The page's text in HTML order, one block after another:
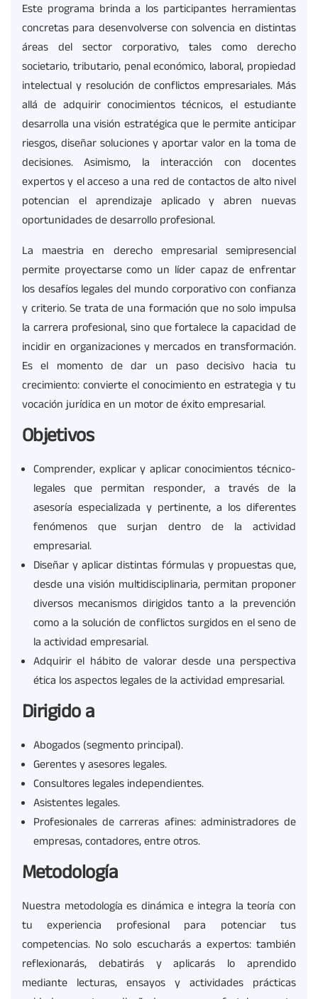
Este programa brinda a los participantes herramientas
concretas para desenvolverse con solvencia en distintas
áreas del sector corporativo, tales como derecho
societario, tributario, penal económico, laboral, propiedad
intelectual y resolución de conflictos empresariales. Más
allá de adquirir conocimientos técnicos, el estudiante
desarrolla una visión estratégica que le permite anticipar
riesgos, diseñar soluciones y aportar valor en la toma de
decisiones. Asimismo, la interacción con docentes
expertos y el acceso a una red de contactos de alto nivel
potencian el aprendizaje aplicado y abren nuevas
oportunidades de desarrollo profesional.
La maestria en derecho empresarial semipresencial
permite proyectarse como un líder capaz de enfrentar
los desafíos legales del mundo corporativo con confianza
y criterio. Se trata de una formación que no solo impulsa
la carrera profesional, sino que fortalece la capacidad de
incidir en organizaciones y mercados en transformación.
Es el momento de dar un paso decisivo hacia tu
crecimiento: convierte el conocimiento en estrategia y tu
vocación jurídica en un motor de éxito empresarial.
Objetivos
Comprender, explicar y aplicar conocimientos técnico-
legales que permitan responder, a través de la
asesoría especializada y pertinente, a los diferentes
fenómenos que surjan dentro de la actividad
empresarial.
Diseñar y aplicar distintas fórmulas y propuestas que,
desde una visión multidisciplinaria, permitan proponer
diversos mecanismos dirigidos tanto a la prevención
como a la solución de conflictos surgidos en el seno de
la actividad empresarial.
Adquirir el hábito de valorar desde una perspectiva
ética los aspectos legales de la actividad empresarial.
Dirigido a
Abogados (segmento principal).
Gerentes y asesores legales.
Consultores legales independientes.
Asistentes legales.
Profesionales de carreras afines: administradores de
empresas, contadores, entre otros.
Metodología
Nuestra metodología es dinámica e integra la teoría con
tu experiencia profesional para potenciar tus
competencias. No solo escucharás a expertos: también
reflexionarás, debatirás y aplicarás lo aprendido
mediante lecturas, ensayos y actividades prácticas